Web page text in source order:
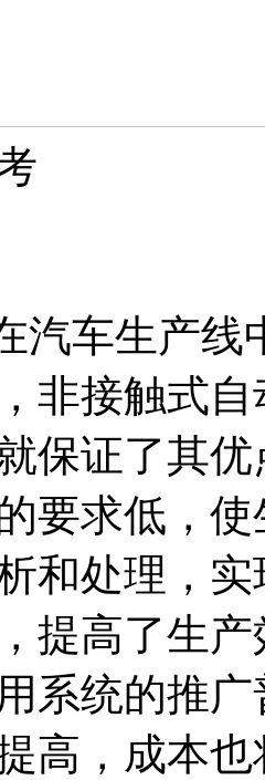
汽车生产
非接触式
保证了其
要求低，
和处理，
提高了生
系统的推
高，成本